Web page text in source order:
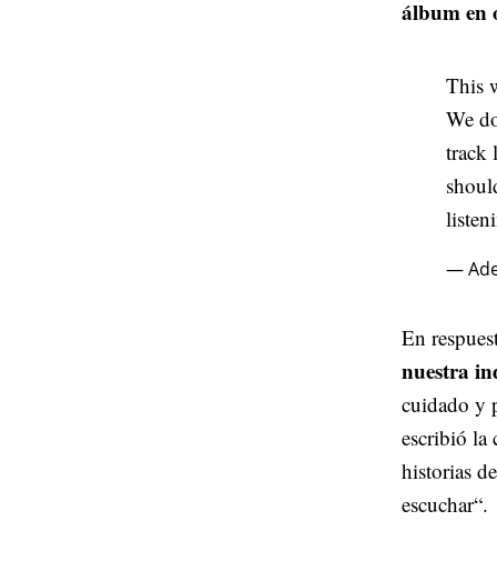
álbum en
This
We
track
—
En
nuestra
cuidado y
escribió la
historias
escuchar“.